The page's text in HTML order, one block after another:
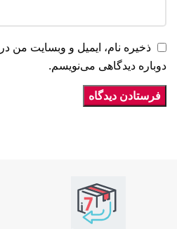
ذخیره نام، ایمیل و وبسایت من
دوباره دیدگاهی می‌نویسم.